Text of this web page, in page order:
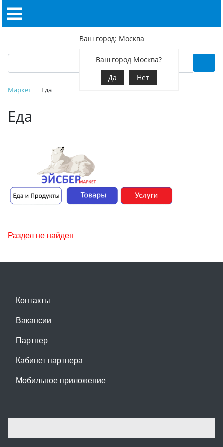
Ваш город: Москва
Ваш город Москва?
Да
Нет
Маркет Еда
Еда
Раздел не найден
Контакты
Вакансии
Партнер
Кабинет партнера
Мобильное приложение